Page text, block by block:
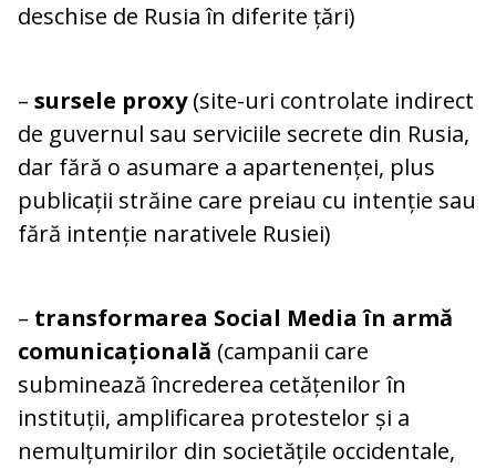
deschise de Rusia în diferite țări)
– sursele proxy(site-uri controlate indirect
de guvernul sau serviciile secrete din Rusia,
dar fără o asumare a apartenenței, plus
publicații străine care preiau cu intenție sau
fără intenție narativele Rusiei)
– transformarea Social Media în armă
comunicațională (campanii care
subminează încrederea cetățenilor în
instituții, amplificarea protestelor și a
nemulțumirilor din societățile occidentale,